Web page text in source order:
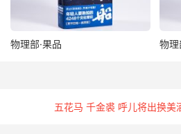
物理部·果品 物理
五花马 千金裘 呼儿将出换美